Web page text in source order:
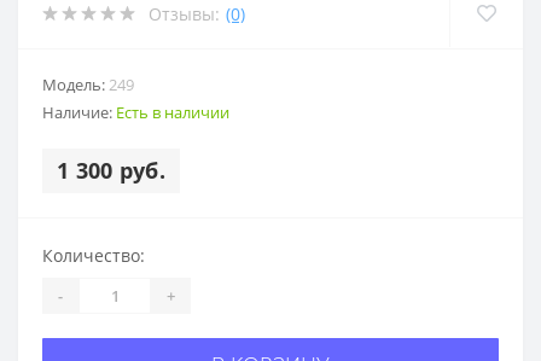
Отзывы: (0)
Модель:249
Наличие: Есть в наличии
1 300 руб.
Количество:
- +